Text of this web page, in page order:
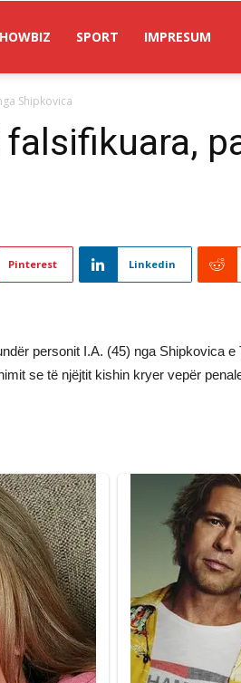
SPORT IMPRESUM
Shipkovica
Pinterest Linkedin
personit I.A. (45) nga Shipkovica
se të njëjtit kishin kryer vepër